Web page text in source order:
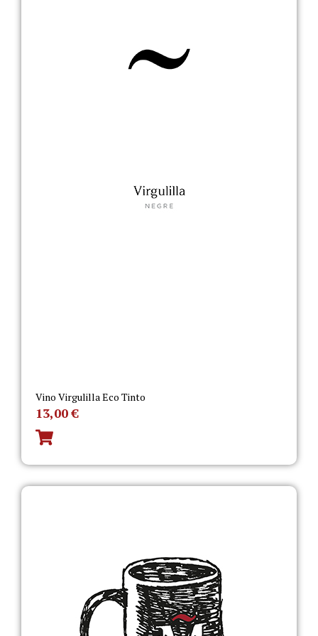
Vino Virgulilla Eco Tinto
13,00€